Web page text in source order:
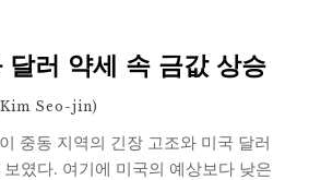
달러 약세 속 금값 상승
Seo-jin)
중동 지역의 긴장 고조와 미국 달러
였다. 여기에 미국의 예상보다 낮은